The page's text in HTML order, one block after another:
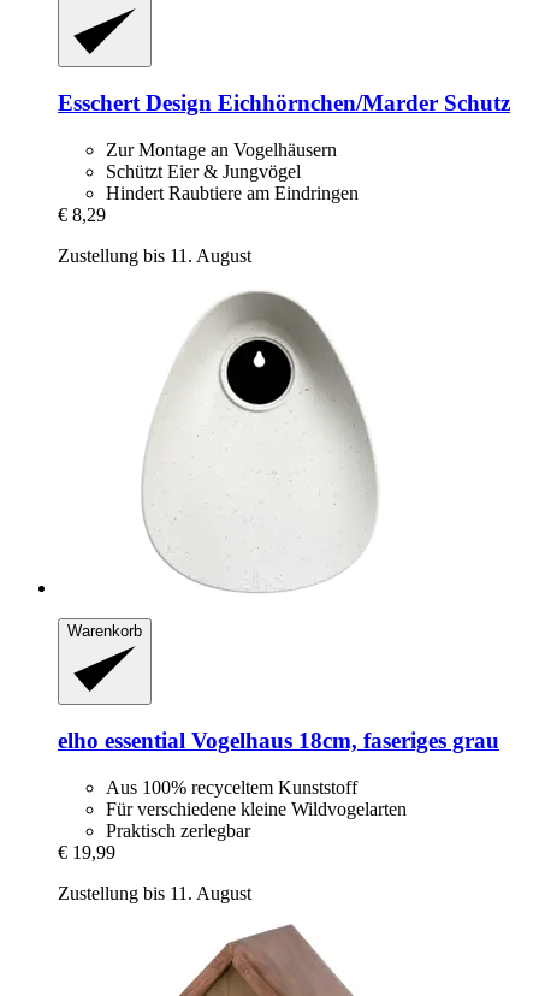
Esschert Design Eichhörnchen/Marder Schutz
Zur Montage an Vogelhäusern
Schützt Eier & Jungvögel
Hindert Raubtiere am Eindringen
€ 8,29
Zustellung bis 11. August
Warenkorb
elho essential Vogelhaus 18cm, faseriges grau
Aus 100% recyceltem Kunststoff
Für verschiedene kleine Wildvogelarten
Praktisch zerlegbar
€ 19,99
Zustellung bis 11. August